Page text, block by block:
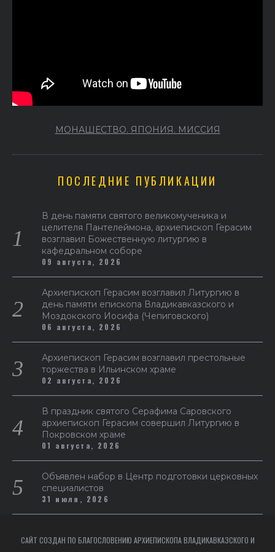
МОНАШЕСТВО. ЯПОНИЯ. МИССИЯ
ПОСЛЕДНИЕ ПУБЛИКАЦИИ
В день памяти святого великомученика и
целителя Пантелеймона, архиепископ Герасим
возглавил Божественную литургию в
кафедральном соборе
09 августа, 2026
Архиепископ Герасим возглавил Литургию в
день памяти епископа Владикавказского и
Моздокского Иосифа (Чепиговского)
06 августа, 2026
Архиепископ Герасим возглавил престольные
торжества в Ильинском храме
02 августа, 2026
В праздник святого Серафима Саровского
архиепископ Герасим совершил Литургию в
Покровском храме
01 августа, 2026
Объявлен набор в Центр подготовки церковных
специалистов
31 июля, 2026
САЙТ СОЗДАН ПО БЛАГОСЛОВЕНИЮ АРХИЕПИСКОПА ВЛАДИКАВКАЗСКОГО И